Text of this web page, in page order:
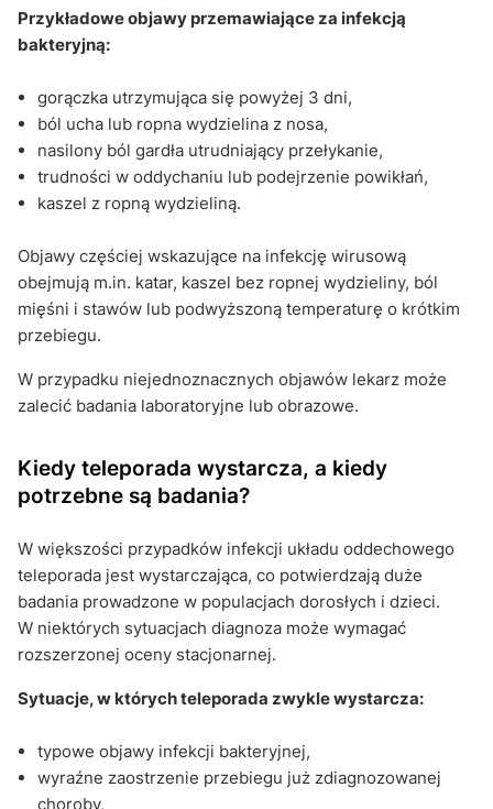
Przykładowe objawy przemawiające za infekcją
bakteryjną:
gorączka utrzymująca się powyżej 3 dni,
ból ucha lub ropna wydzielina z nosa,
nasilony ból gardła utrudniający przełykanie,
trudności w oddychaniu lub podejrzenie powikłań,
kaszel z ropną wydzieliną.
Objawy częściej wskazujące na infekcję wirusową
obejmują m.in. katar, kaszel bez ropnej wydzieliny, ból
mięśni i stawów lub podwyższoną temperaturę o krótkim
przebiegu.
W przypadku niejednoznacznych objawów lekarz może
zalecić badania laboratoryjne lub obrazowe.
Kiedy teleporada wystarcza, a kiedy
potrzebne są badania?
W większości przypadków infekcji układu oddechowego
teleporada jest wystarczająca, co potwierdzają duże
badania prowadzone w populacjach dorosłych i dzieci.
W niektórych sytuacjach diagnoza może wymagać
rozszerzonej oceny stacjonarnej.
Sytuacje, w których teleporada zwykle wystarcza:
typowe objawy infekcji bakteryjnej,
wyraźne zaostrzenie przebiegu już zdiagnozowanej
choroby,